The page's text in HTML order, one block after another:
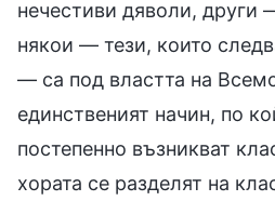
нечестиви дяволи, други
някои — тези, които
— са под властта на
единственият начин, по
постепенно възникват
хората се разделят на